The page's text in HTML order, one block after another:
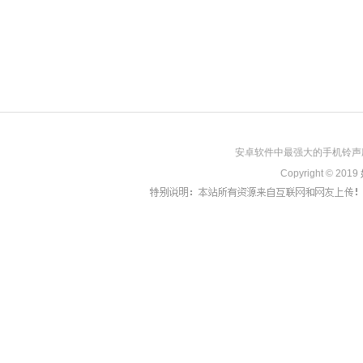
安卓软件中最强大的手机铃
Copyright © 2019